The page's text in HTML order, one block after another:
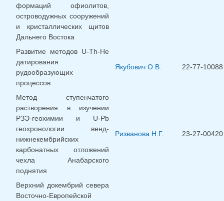
формаций офиолитов,
островодужных сооружений
и кристаллических щитов
Дальнего Востока
Развитие методов U-Th-He
датирования
рудообразующих
процессов
Якубович О.В. 22-77-10088
Метод ступенчатого
растворения в изучении
РЗЭ-геохимии и U-Pb
геохронологии венд-
нижнекембрийских
карбонатных отложений
чехла Анабарского
поднятия
Ризванова Н.Г. 23-27-00420
Верхний докембрий севера
Восточно-Европейской